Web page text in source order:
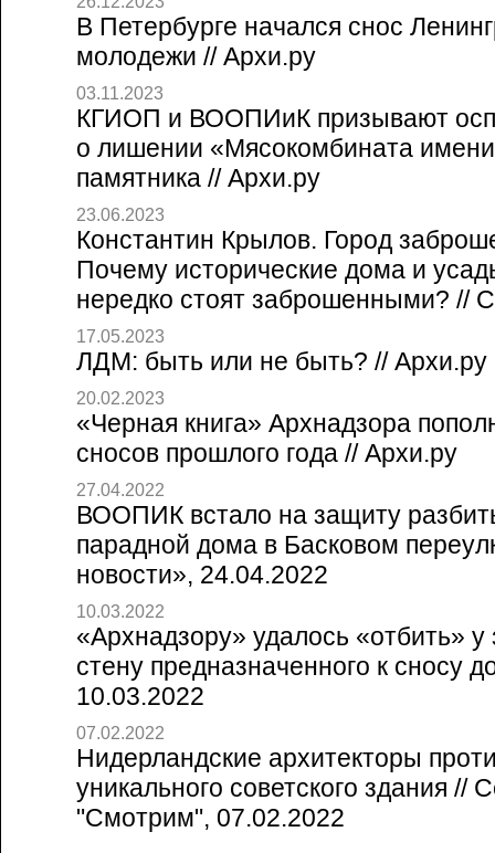
В Петербурге начался снос
молодежи // Архи.ру
03.11.2023
КГИОП и ВООПИиК призывают
о лишении «Мясокомбината
памятника // Архи.ру
23.06.2023
Константин Крылов. Город
Почему исторические дома и
нередко стоят заброшенными? //
17.05.2023
ЛДМ: быть или не быть? // Архи.ру
20.02.2023
«Черная книга» Архнадзора
сносов прошлого года // Архи.ру
27.04.2022
ВООПИК встало на защиту
парадной дома в Басковом
новости», 24.04.2022
10.03.2022
«Архнадзору» удалось «отбить»
стену предназначенного к сносу
10.03.2022
07.02.2022
Нидерландские архитекторы
уникального советского здания //
"Смотрим", 07.02.2022